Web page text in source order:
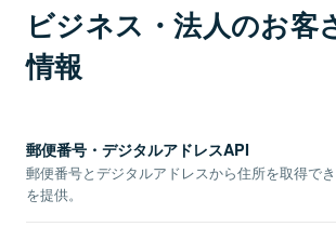
ビジネス・法人のお客
情報
郵便番号・デジタルアドレスAPI
郵便番号とデジタルアドレスから住所を取得で
を提供。